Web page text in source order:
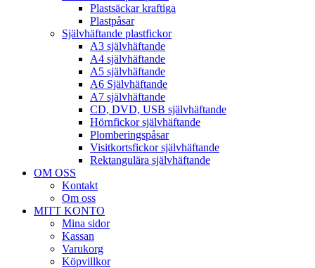
Plastsäckar kraftiga
Plastpåsar
Självhäftande plastfickor
A3 självhäftande
A4 självhäftande
A5 självhäftande
A6 Självhäftande
A7 självhäftande
CD, DVD, USB självhäftande
Hörnfickor självhäftande
Plomberingspåsar
Visitkortsfickor självhäftande
Rektangulära självhäftande
OM OSS
Kontakt
Om oss
MITT KONTO
Mina sidor
Kassan
Varukorg
Köpvillkor